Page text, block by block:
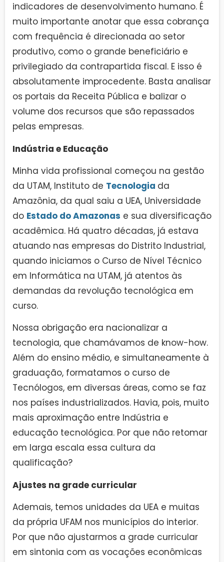
indicadores de desenvolvimento humano. É
muito importante anotar que essa cobrança
com frequência é direcionada ao setor
produtivo, como o grande beneficiário e
privilegiado da contrapartida fiscal. E isso é
absolutamente improcedente. Basta analisar
os portais da Receita Pública e balizar o
volume dos recursos que são repassados
pelas empresas.
Indústria e Educação
Minha vida profissional começou na gestão
da UTAM, Instituto de Tecnologia da
Amazônia, da qual saiu a UEA, Universidade
do Estado do Amazonas e sua diversificação
acadêmica. Há quatro décadas, já estava
atuando nas empresas do Distrito Industrial,
quando iniciamos o Curso de Nível Técnico
em Informática na UTAM, já atentos às
demandas da revolução tecnológica em
curso.
Nossa obrigação era nacionalizar a
tecnologia, que chamávamos de know-how.
Além do ensino médio, e simultaneamente à
graduação, formatamos o curso de
Tecnólogos, em diversas áreas, como se faz
nos países industrializados. Havia, pois, muito
mais aproximação entre Indústria e
educação tecnológica. Por que não retomar
em larga escala essa cultura da
qualificação?
Ajustes na grade curricular
Ademais, temos unidades da UEA e muitas
da própria UFAM nos municípios do interior.
Por que não ajustarmos a grade curricular
em sintonia com as vocações econômicas